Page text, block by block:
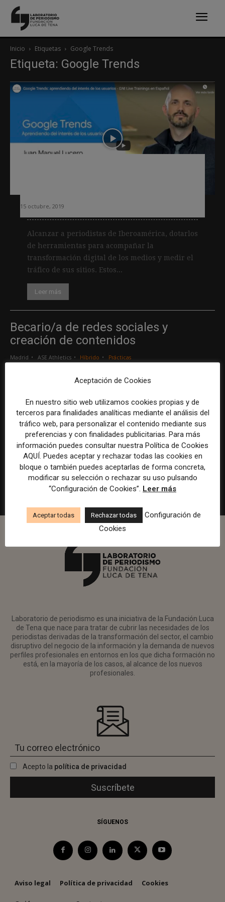
Inicio Etiquetas Google Trends
Etiqueta: Google Trends
15 octubre, 2019
Alcanzar a periodistas de Iberoamérica, dotarlos
de herramientas para acompañar la
transformación digital de los medios y medir el
tráfico de sus sitios. Estos...
Leer más
Becario/a de redes sociales y
creación de contenidos
Madrid ASE Athletics Híbrido Prácticas
Creador/a de contenidos
Barcelona Gods Brand Indefinido Tiempo completo
Responsable de marcas y patrocinios
en Watif TV
Madrid Watif Presencial Tiempo completo
Laboratorio de periodismo es una iniciativa de la Fundación Luca
de Tena que nace para tratar de cubrir las necesidades de los
periodistas derivadas de la transformación del sector, el cambio
disruptivo del negocio de la información y la demanda de nuevos
perfiles profesionales en entornos en los que dicha formación no
está, en la mayoría de los casos, al alcance de los nuevos
profesionales.
Acepto la política de privacidad
SÍGUENOS
Aviso legal Política de privacidad Cookies
Aceptación de Cookies
En nuestro sitio web utilizamos cookies propias y de
terceros para finalidades analíticas mediante el análisis del
tráfico web, para personalizar el contenido mediante sus
preferencias y con finalidades publicitarias. Para más
información puedes consultar nuestra Política de Cookies
AQUÍ. Puedes aceptar y rechazar todas las cookies en
bloque o también puedes aceptarlas de forma concreta,
modificar su selección o rechazar su uso pulsando
“Configuración de Cookies”. Leer más
Aceptar todas Rechazar todas
Configuración de
Cookies